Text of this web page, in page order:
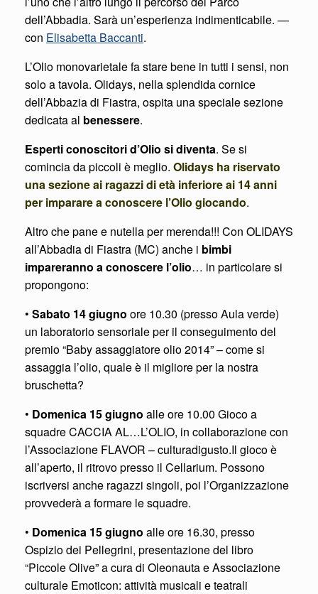
dell’Abbadia. Sarà un’esperienza indimenticabile. —
con Elisabetta Baccanti.
L’Olio monovarietale fa stare bene in tutti i sensi, non
solo a tavola. Olidays, nella splendida cornice
dell’Abbazia di Fiastra, ospita una speciale sezione
dedicata al benessere.
Esperti conoscitori d’Olio si diventa. Se si
comincia da piccoli è meglio. Olidays ha riservato
una sezione ai ragazzi di età inferiore ai 14 anni
per imparare a conoscere l’Olio giocando.
Altro che pane e nutella per merenda!!! Con OLIDAYS
all’Abbadia di Fiastra (MC) anche i bimbi
impareranno a conoscere l’olio… in particolare si
propongono:
• Sabato 14 giugno ore 10.30 (presso Aula verde)
un laboratorio sensoriale per il conseguimento del
premio “Baby assaggiatore olio 2014” – come si
assaggia l’olio, quale è il migliore per la nostra
bruschetta?
• Domenica 15 giugno alle ore 10.00 Gioco a
squadre CACCIA AL…L’OLIO, in collaborazione con
l’Associazione FLAVOR – culturadigusto.Il gioco è
all’aperto, il ritrovo presso il Cellarium. Possono
iscriversi anche ragazzi singoli, poi l’Organizzazione
provvederà a formare le squadre.
• Domenica 15 giugno alle ore 16.30, presso
Ospizio dei Pellegrini, presentazione del libro
“Piccole Olive” a cura di Oleonauta e Associazione
culturale Emoticon: attività musicali e teatrali